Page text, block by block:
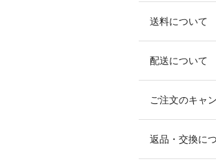
送料について
配送について
ご注文のキャ
返品・交換に